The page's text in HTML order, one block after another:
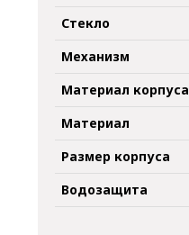
Стекло
Механизм
Материал корпуса
Материал
Размер корпуса
Водозащита